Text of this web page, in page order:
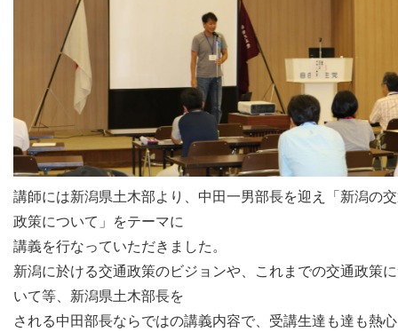
講師には新潟県土木部より、中田一男部長を迎え「新潟の
政策について」をテーマに
講義を行なっていただきました。
新潟に於ける交通政策のビジョンや、これまでの交通政策
いて等、新潟県土木部長を
される中田部長ならではの講義内容で、受講生達も達も熱